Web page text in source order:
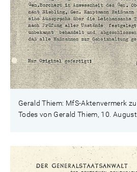
Gerald Thiem: MfS-Aktenvermerk
Todes von Gerald Thiem, 10.